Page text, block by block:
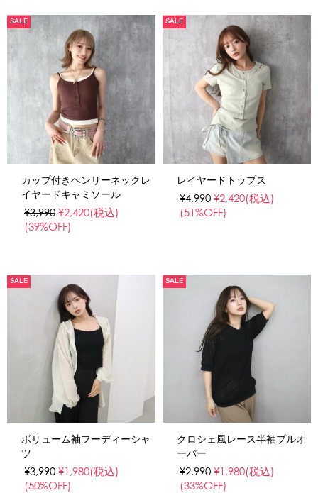
SALE
カップ付きヘンリーネックレ
イヤードキャミソール
¥3,990 ¥2,420(税込)
(39%OFF)
SALE
レイヤードトップス
¥4,990 ¥2,420(税込)
(51%OFF)
SALE
ボリューム袖フーディーシャ
ツ
¥3,990 ¥1,980(税込)
(50%OFF)
SALE
クロシェ風レース半袖プルオ
ーバー
¥2,990 ¥1,980(税込)
(33%OFF)